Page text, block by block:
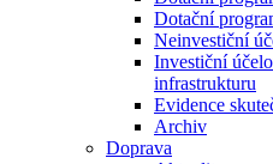
Dotační
Neinvestiční
Investiční
infrastrukturu
Evidence
Archiv
Doprava